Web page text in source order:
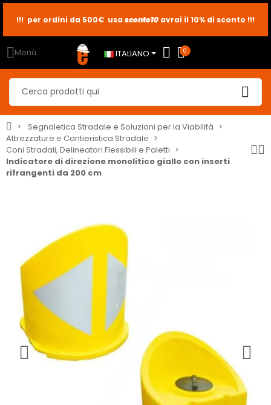
sconto2
sconto5
sconto10
Menù ITALIANO 0
Segnaletica Stradale e Soluzioni per la Viabilità
Attrezzature e Cantieristica Stradale
Coni Stradali, Delineatori Flessibili e Paletti
Indicatore di direzione monolitico giallo con inserti
rifrangenti da 200 cm